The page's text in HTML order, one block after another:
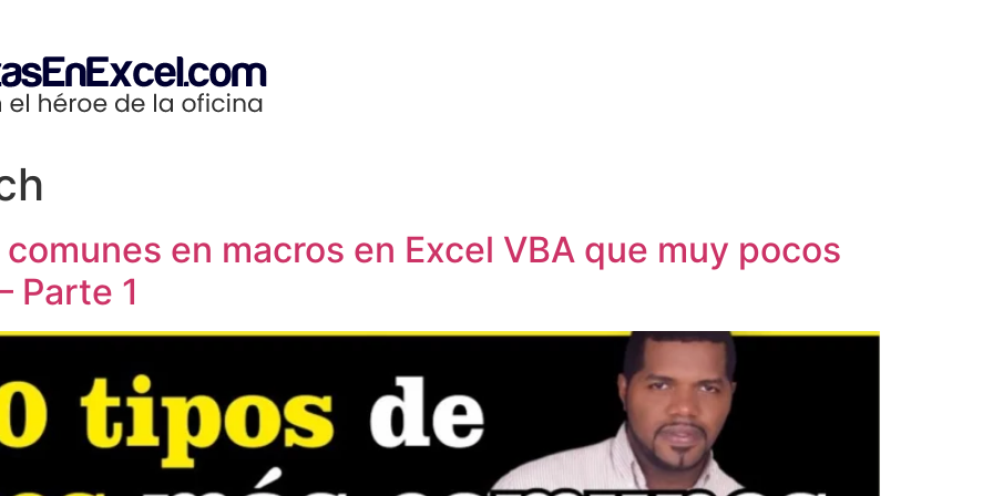
en macros en Excel VBA que muy pocos
Parte 1